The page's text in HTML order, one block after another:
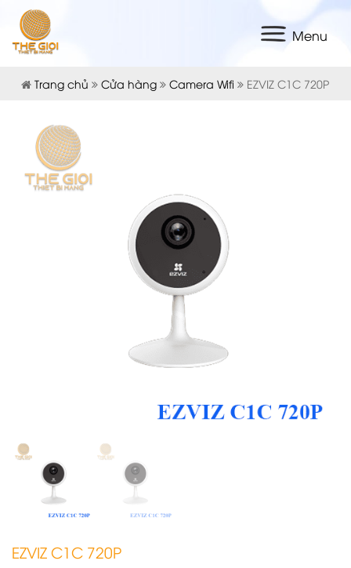
Menu
Trang chủ Cửa hàng Camera Wifi EZVIZ C1C 720P
EZVIZ C1C 720P